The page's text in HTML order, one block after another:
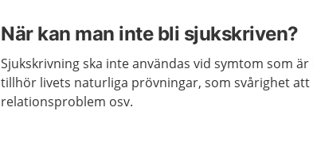
När kan man inte bli sjukskriven?
Sjukskrivning ska inte användas vid symtom som
tillhör livets naturliga prövningar, som svårighet
relationsproblem osv.